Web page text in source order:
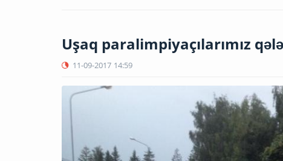
Uşaq paralimpiyaçılarımız
11-09-2017 14:59